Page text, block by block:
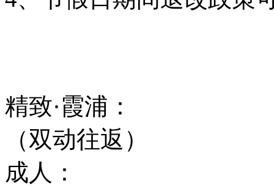
精致·霞浦：
（双动往返）
成人：